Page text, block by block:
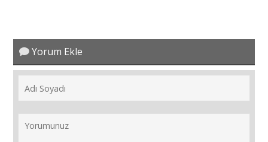
Ankara Analiz
Yorum Ekle